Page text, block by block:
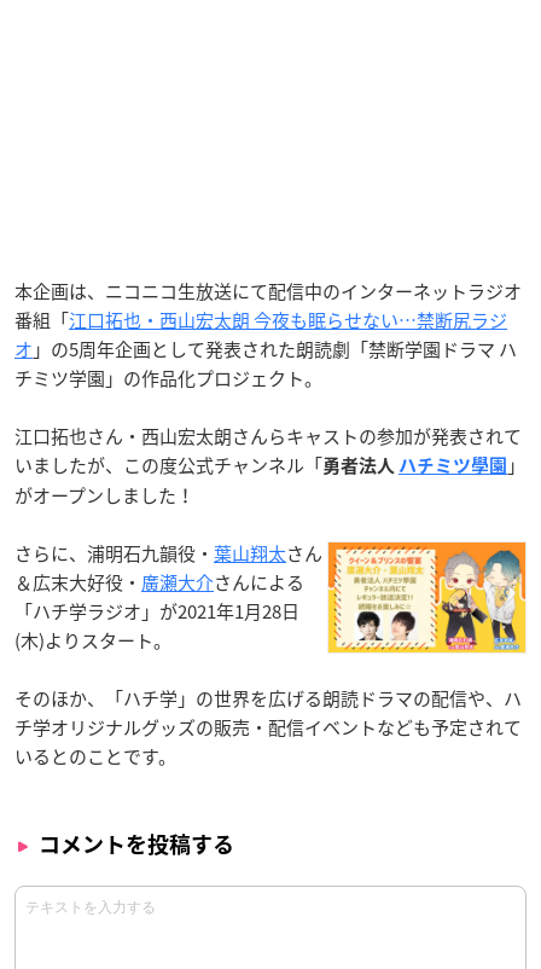
本企画は、ニコニコ生放送にて配信中のインターネットラジオ
番組「江口拓也・西山宏太朗 今夜も眠らせない…禁断尻ラジ
オ 」の5周年企画として発表された朗読劇「禁断学園ドラマ ハ
チミツ学園」の作品化プロジェクト。
江口拓也さん・西山宏太朗さんらキャストの参加が発表されて
いましたが、この度公式チャンネル「勇者法人 ハチミツ學園 」
がオープンしました！
さらに、浦明石九韻役・ 葉山翔太さん
＆広末大好役・ 廣瀬大介さんによる
「ハチ学ラジオ」が2021年1月28日
(木)よりスタート。
そのほか、「ハチ学」の世界を広げる朗読ドラマの配信や、ハ
チ学オリジナルグッズの販売・配信イベントなども予定されて
いるとのことです。
コメントを投稿する